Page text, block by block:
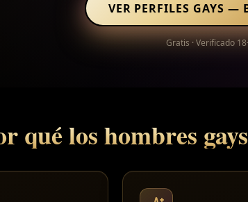
VER PERFILES GAYS —
Gratis · Verificado
qué los hombres